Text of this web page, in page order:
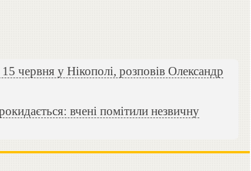
червня у Нікополі, розповів Олександр
вчені помітили незвичну